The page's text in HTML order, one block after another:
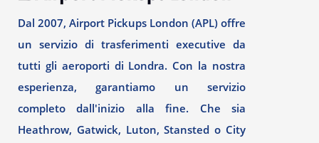
Dal 2007, Airport Pickups London (APL) offre
un servizio di trasferimenti executive da
tutti gli aeroporti di Londra. Con la nostra
esperienza, garantiamo un servizio
completo dall'inizio alla fine. Che sia
Heathrow, Gatwick, Luton, Stansted o City